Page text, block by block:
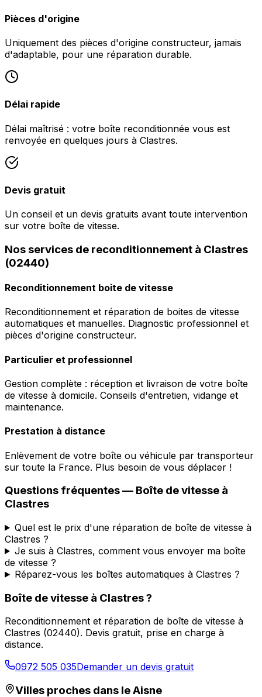
Pièces d'origine
Uniquement des pièces d'origine constructeur, jamais
d'adaptable, pour une réparation durable.
Délai rapide
Délai maîtrisé : votre boîte reconditionnée vous est
renvoyée en quelques jours à Clastres.
Devis gratuit
Un conseil et un devis gratuits avant toute intervention
sur votre boîte de vitesse.
Nos services de reconditionnement à Clastres
(02440)
Reconditionnement boite de vitesse
Reconditionnement et réparation de boites de vitesse
automatiques et manuelles. Diagnostic professionnel et
pièces d'origine constructeur.
Particulier et professionnel
Gestion complète : réception et livraison de votre boîte
de vitesse à domicile. Conseils d'entretien, vidange et
maintenance.
Prestation à distance
Enlèvement de votre boîte ou véhicule par transporteur
sur toute la France. Plus besoin de vous déplacer !
Questions fréquentes — Boîte de vitesse à
Clastres
Quel est le prix d'une réparation de boîte de vitesse à
Clastres ?
Je suis à Clastres, comment vous envoyer ma boîte
de vitesse ?
Réparez-vous les boîtes automatiques à Clastres ?
Boîte de vitesse à Clastres?
Reconditionnement et réparation de boîte de vitesse à
Clastres (02440). Devis gratuit, prise en charge à
distance.
0972 505 035Demander un devis gratuit
Villes proches dans leAisne